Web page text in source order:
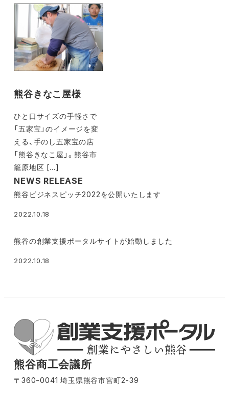
熊谷きなこ屋様
ひと口サイズの手軽さで
「五家宝」のイメージを変
える、手のし五家宝の店
「熊谷きなこ屋」。熊谷市
籠原地区 […]
NEWS RELEASE
熊谷ビジネスピッチ2022を公開いたします
2022.10.18
熊谷の創業支援ポータルサイトが始動しました
2022.10.18
熊谷商工会議所
〒360-0041 埼玉県熊谷市宮町2-39